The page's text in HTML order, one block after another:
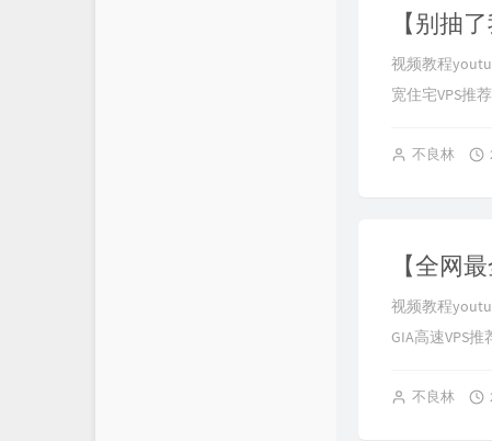
视频教程
宽住宅VPS推
不良林
视频教程
GIA高速VPS
不良林